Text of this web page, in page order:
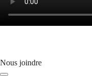
Nous joindre